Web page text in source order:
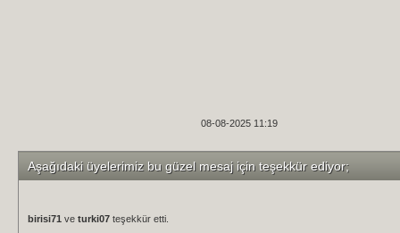
08-08-2025 11:19
Aşağıdaki üyelerimiz bu güzel mesaj için teşekkür ediyor;
birisi71 ve turki07 teşekkür etti.